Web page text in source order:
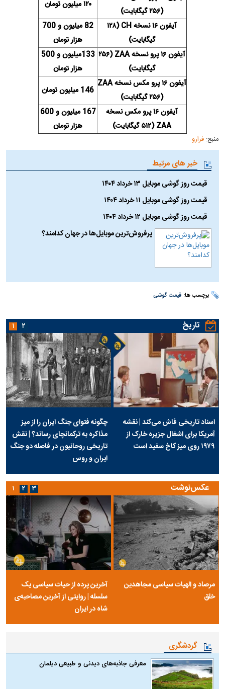
(۲۵۶ گیگابایت)
۱۲۰ میلیون تومان
آیفون ۱۶ نسخه CH (۱۲۸
گیگابایت)
82 میلیون و 700
هزار تومان
آیفون ۱۶ پرو نسخه ZAA (۲۵۶
گیگابایت)
133میلیون و 500
هزار تومان
آیفون ۱۶ پرو مکس نسخه ZAA
(۲۵۶ گیگابایت)
146 میلیون تومان
آیفون ۱۶ پرو مکس نسخه
ZAA (۵۱۲ گیگابایت)
167 میلیون و 600
هزار تومان
منبع:فرارو
خبر های مرتبط
قیمت روز گوشی موبایل ۱۳ خرداد ۱۴۰۴
قیمت روز گوشی موبایل ۱۱ خرداد ۱۴۰۴
قیمت روز گوشی موبایل ۱۲ خرداد ۱۴۰۴
پرفروش‌ترین موبایل‌ها در جهان کدامند؟
برچسب ها: قیمت گوشی
تاریخ
اسناد تاریخی فاش می‌کند | نقشه
آمریکا برای اشغال جزیره خارک از
۱۹۷۹ روی میز کاخ سفید است
چگونه فتوای جنگ ایران را از میز
مذاکره به ترکمانچای رساند؟ | نقش
تاریخی روحانیون در فاصله دو جنگ
ایران و روس
۱ ۲
عکس‌نوشت
مرصاد و الهیات سیاسی مجاهدین
خلق
آخرین پرده از حیات سیاسی یک
سلسله | روایتی از آخرین مصاحبه‌ی
شاه در ایران
۱ ۲ ۳
گردشگری
معرفی جاذبه‌های دیدنی و طبیعی دیلمان